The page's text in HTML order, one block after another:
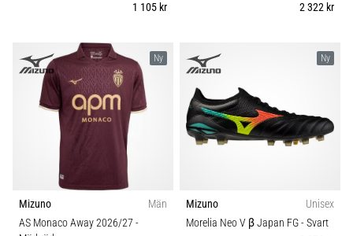
varje
match,
9. 6. 2025
3 min. läsning
Nike
Klubbar
Kollektion
Komfort och dämpning
Dropp (mm)
1 105 kr
2 322 kr
Ny
Mizuno
Män
AS Monaco Away 2026/27 -
Ny
Mizuno
Unisex
Morelia Neo V β Japan FG- Svart